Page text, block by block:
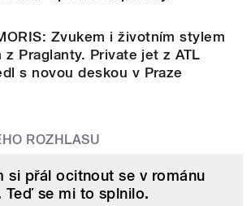
Zvukem i životním stylem
z Praglanty. Private jet z ATL
s novou deskou v Praze
ROZHLASU
si přál ocitnout se v románu
Teď se mi to splnilo.